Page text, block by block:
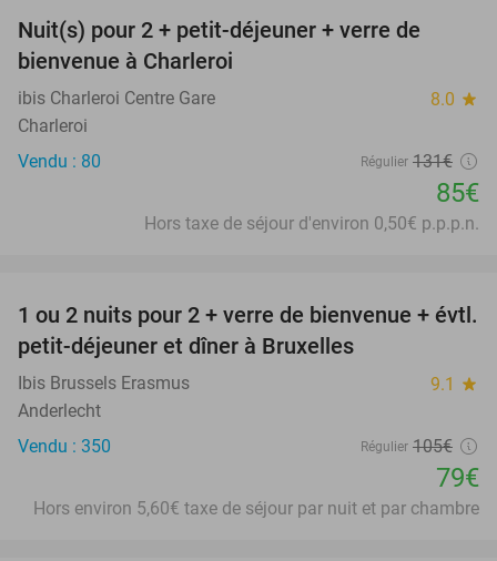
Nuit(s) pour 2 + petit-déjeuner + verre de
bienvenue à Charleroi
ibis Charleroi Centre Gare 8.0 star
Charleroi
Vendu : 80
Régulier 131€
85€
Hors taxe de séjour d'environ 0,50€ p.p.p.n.
25%
1 ou 2 nuits pour 2 + verre de bienvenue + évtl.
petit-déjeuner et dîner à Bruxelles
Ibis Brussels Erasmus 9.1 star
Anderlecht
Vendu : 350
Régulier 105€
79€
Hors environ 5,60€ taxe de séjour par nuit et par chambre